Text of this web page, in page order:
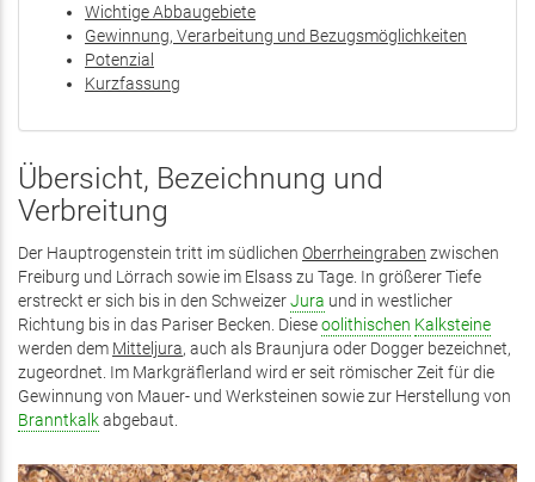
Wichtige Abbaugebiete
Gewinnung, Verarbeitung und Bezugsmöglichkeiten
Potenzial
Kurzfassung
Übersicht, Bezeichnung und
Verbreitung
Der Hauptrogenstein tritt im südlichen Oberrheingraben zwischen
Freiburg und Lörrach sowie im Elsass zu Tage. In größerer Tiefe
erstreckt er sich bis in den SchweizerJura und in westlicher
Richtung bis in das Pariser Becken. Dieseoolithischen Kalksteine
werden dem Mitteljura, auch als Braunjura oder Dogger bezeichnet,
zugeordnet. Im Markgräflerland wird er seit römischer Zeit für die
Gewinnung von Mauer- und Werksteinen sowie zur Herstellung von
Branntkalkabgebaut.